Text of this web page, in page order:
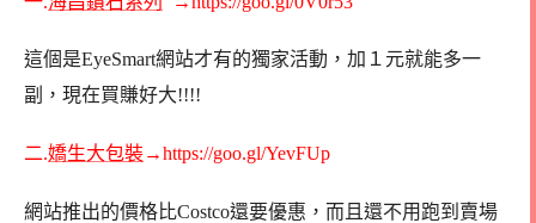
這個是EyeSmart網站才有的獨家活動，加１元就能多一
副，現在買賺好大!!!!
二.嬌生大包裝→https://goo.gl/YevFUp
網站推出的價格比Costco還要優惠，而且還不用跑到賣場